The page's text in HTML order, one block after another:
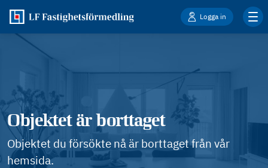
Logga in
Objektet är borttaget
Objektet du försökte nå är borttaget från vår
hemsida.